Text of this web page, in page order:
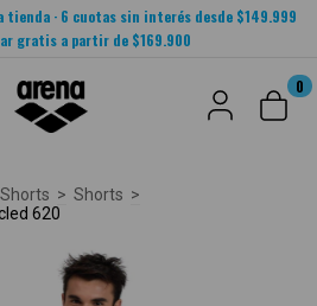
· 6 cuotas sin interés desde $149.999
gratis a partir de $169.900
0
> Shorts >
620